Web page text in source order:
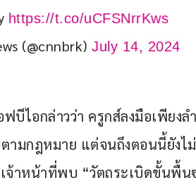
https://t.co/uCFSNrrKws
(@cnnbrk) July 14, 2024
บีไอกล่าวว่า ครูกส์ลงมือเพียง
มกฎหมาย แต่จนถึงตอนนี้ยังไ
จ้าหน้าที่พบ “วัตถุระเบิดขั้นพื้